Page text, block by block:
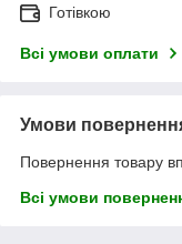
Готівкою
Всі умови оплати
Умови
Повернення товару
Всі умови